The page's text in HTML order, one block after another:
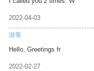
2022-04-03
游客
Hello, Greetings fr
2022-02-27